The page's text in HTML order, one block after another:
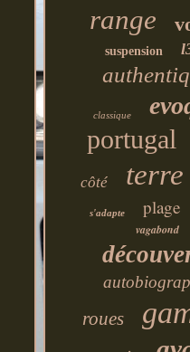
range
suspension
classique
portugal
côté terre
s'adapte plage
vagabond
roues